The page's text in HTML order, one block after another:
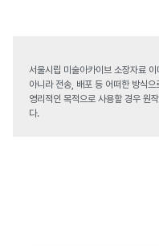
서울시립 미술아카이브 소장자료
아니라 전송, 배포 등 어떠한 방식으
영리적인 목적으로 사용할 경우 원
다.